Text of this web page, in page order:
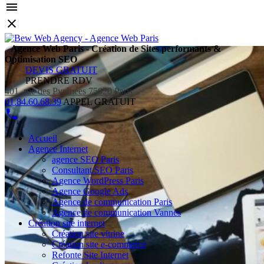
Agence Web Paris - Création de Sites performants &
Optimisation SEO
DEVIS GRATUIT
PRENDRE RDV
401, rue des Pyrénées 75020 Paris
01.84.60.68.39APPEL GRATUIT
Accueil
Agence Internet
agence SEO Paris
Consultant SEO Paris
Agence WordPress Paris
Agence Google Ads
Agence de communication Paris
Agence de communication Vannes
Création site internet
Création site vitrine
Création site e-commerce
Refonte Site Internet